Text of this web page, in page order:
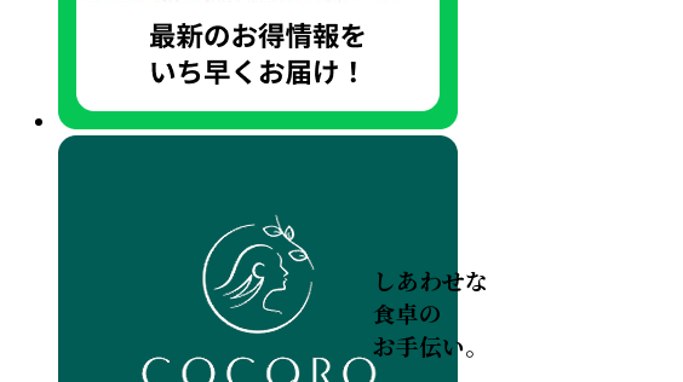
しあわせな
食卓の
お手伝い。